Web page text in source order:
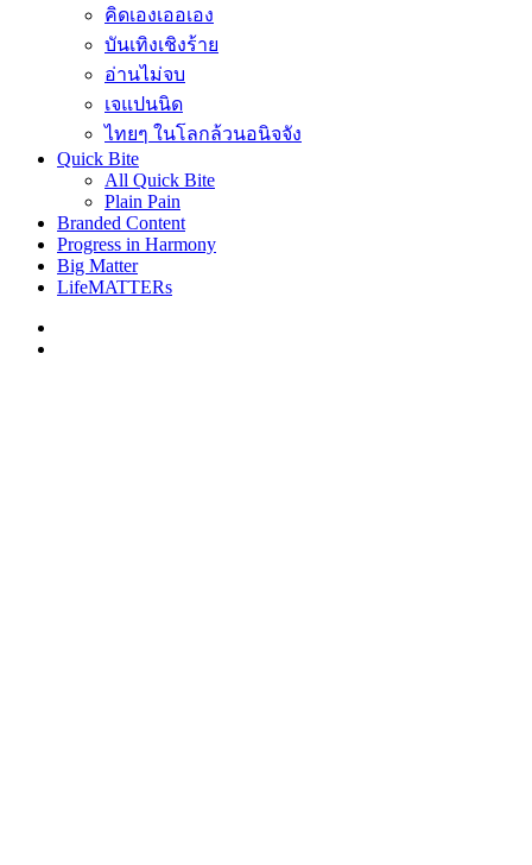
คิดเองเออเอง
บันเทิงเชิงร้าย
อ่านไม่จบ
เจแปนนิด
ไทยๆ ในโลกล้วนอนิจจัง
Quick Bite
All Quick Bite
Plain Pain
Branded Content
Progress in Harmony
Big Matter
LifeMATTERs